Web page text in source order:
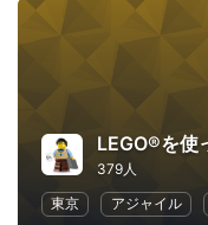
379人
東京
アジャイル